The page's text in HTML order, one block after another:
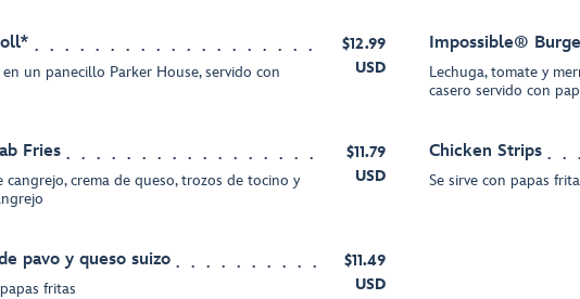
un panecillo Parker House, servido con
$12.99
USD
Impossible®
Lechuga, tomate y
casero servido con
Fries
cangrejo, crema de queso, trozos de tocino y
$11.79
USD
Chicken Strips
Se sirve con papas
pavo y queso suizo
fritas
$11.49
USD